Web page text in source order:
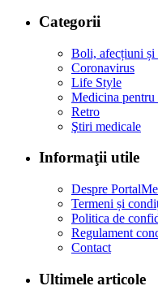
Categorii
Boli, afecțiuni și
Coronavirus
Life Style
Medicina pentru
Retro
Ştiri medicale
Informaţii utile
Despre
Termeni și
Politica de
Regulament
Contact
Ultimele articole